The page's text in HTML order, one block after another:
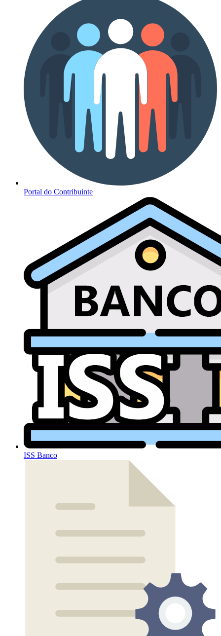
Portal do Contribuinte
ISS Banco